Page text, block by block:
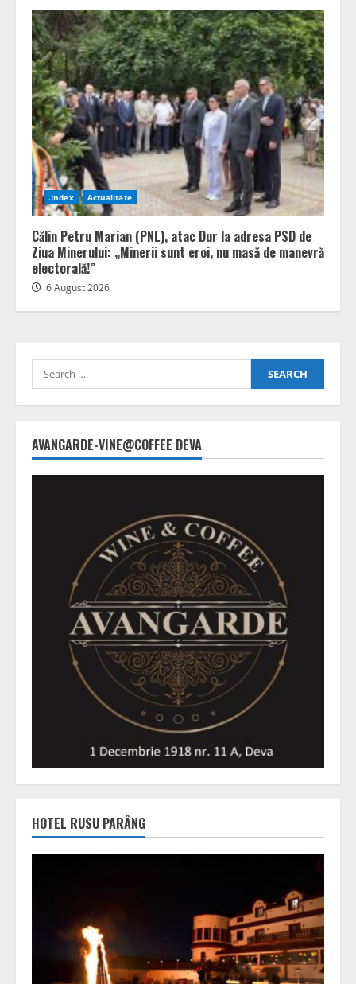
.Index Actualitate
Călin Petru Marian (PNL), atac Dur la adresa PSD de
Ziua Minerului: „Minerii sunt eroi, nu masă de manevră
electorală!”
6 August 2026
Search
for:
AVANGARDE-VINE@COFFEE DEVA
HOTEL RUSU PARÂNG